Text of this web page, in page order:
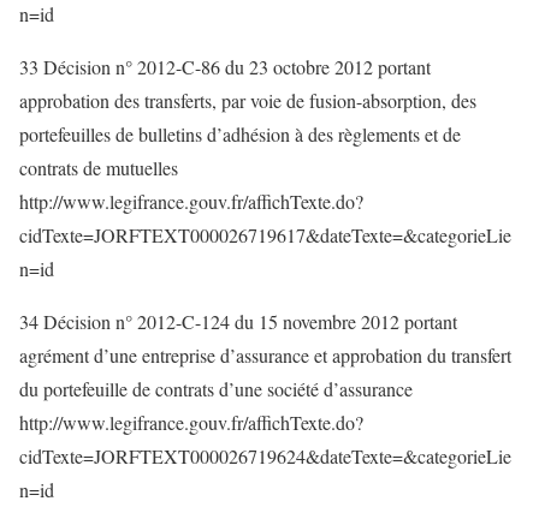
n=id
33 Décision n° 2012-C-86 du 23 octobre 2012 portant
approbation des transferts, par voie de fusion-absorption, des
portefeuilles de bulletins d’adhésion à des règlements et de
contrats de mutuelles
http://www.legifrance.gouv.fr/affichTexte.do?
cidTexte=JORFTEXT000026719617&dateTexte=&categorieLie
n=id
34 Décision n° 2012-C-124 du 15 novembre 2012 portant
agrément d’une entreprise d’assurance et approbation du transfert
du portefeuille de contrats d’une société d’assurance
http://www.legifrance.gouv.fr/affichTexte.do?
cidTexte=JORFTEXT000026719624&dateTexte=&categorieLie
n=id